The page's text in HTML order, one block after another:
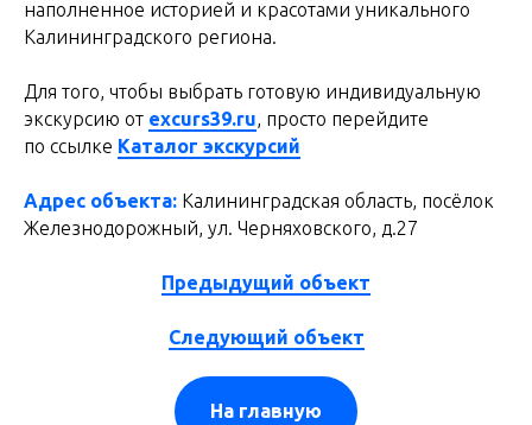
наполненное историей и красотами уникального
Калининградского региона.
Для того, чтобы выбрать готовую индивидуальную
экскурсию от excurs39.ru , просто перейдите
по ссылке Каталог экскурсий
Адрес объекта: Калининградская область, посёлок
Железнодорожный, ул. Черняховского, д.27
Предыдущий объект
Следующий объект
На главную